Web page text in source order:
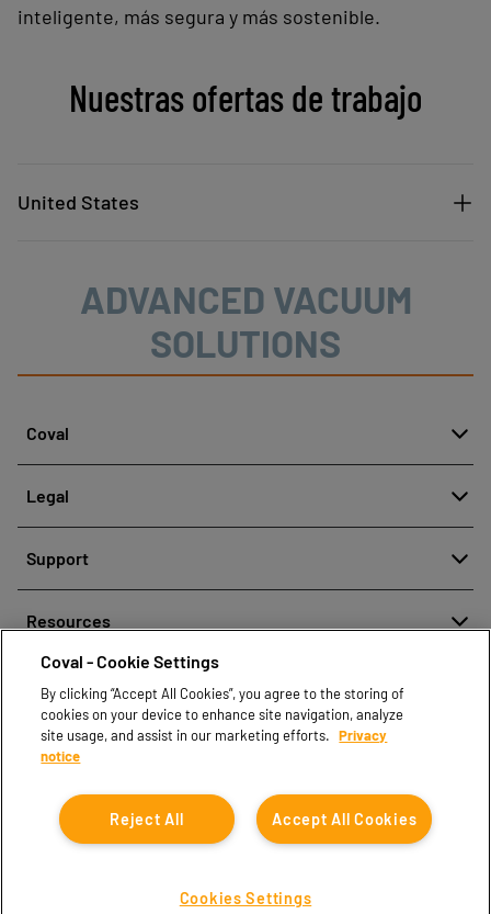
inteligente, más segura y más sostenible.
Nuestras ofertas de trabajo
United States
ADVANCED VACUUM
SOLUTIONS
Coval
History
Our technologies
Legal
Avisos legales
Support
Contact sales
Find partners
Resources
Document center
Coval CAD Catalog
Blog
FAQ
Coval - Cookie Settings
By clicking “Accept All Cookies”, you agree to the storing of
cookies on your device to enhance site navigation, analyze
site usage, and assist in our marketing efforts. Privacy
notice
Accept All Cookies
Reject All
Cookies Settings